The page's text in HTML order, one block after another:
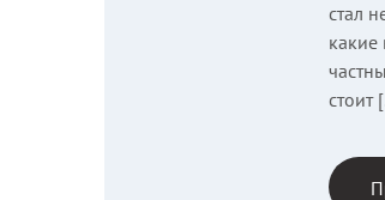
стал
какие
стоит